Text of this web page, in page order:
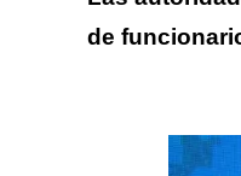
de